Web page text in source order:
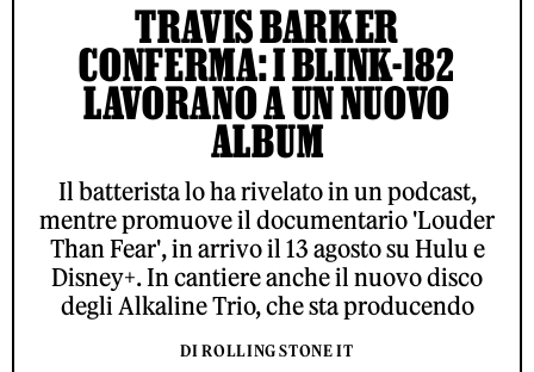
TRAVIS BARKER
CONFERMA: I BLINK-182
LAVORANO A UN NUOVO
ALBUM
Il batterista lo ha rivelato in un podcast,
mentre promuove il documentario 'Louder
Than Fear', in arrivo il 13 agosto su Hulu e
Disney+. In cantiere anche il nuovo disco
degli Alkaline Trio, che sta producendo
DI ROLLING STONE IT